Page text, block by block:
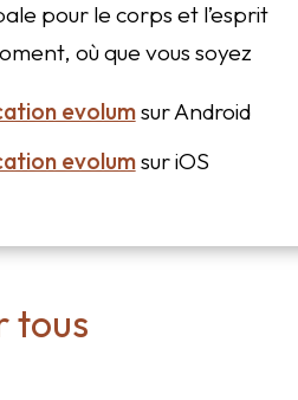
pour le corps et l’esprit
où que vous soyez
evolumsur Android
evolumsur iOS
tous